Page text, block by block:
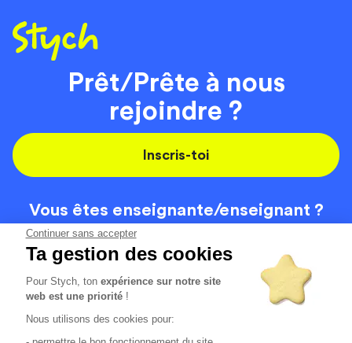
Continuer sans accepter
Ta gestion des cookies
Pour Stych, tonexpérience sur notre site
web est une priorité !
Nous utilisons des cookies pour:
Prêt/Prête à nous
rejoindre ?
Inscris-toi
Vous êtes enseignante/enseignant ?
On recrute
Code de la route
Contact